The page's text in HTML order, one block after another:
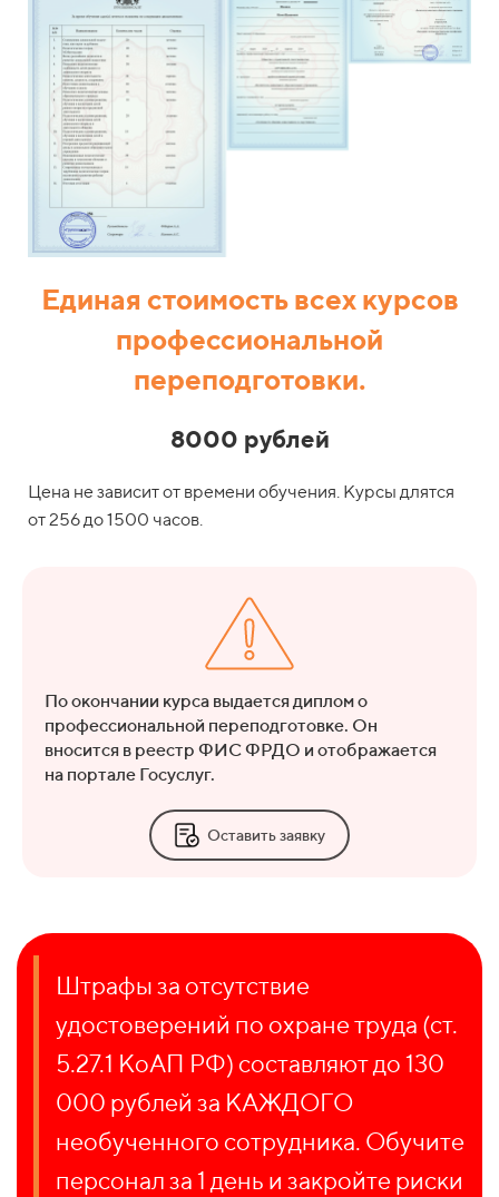
Единая стоимость всех курсов
профессиональной
переподготовки.
8000 рублей
Цена не зависит от времени обучения. Курсы длятся
от 256 до 1500 часов.
По окончании курса выдается диплом о
профессиональной переподготовке. Он
вносится в реестр ФИС ФРДО и отображается
на портале Госуслуг.
Оставить заявку
Штрафы за отсутствие
удостоверений по охране труда (ст.
5.27.1 КоАП РФ) составляют до 130
000 рублей за КАЖДОГО
необученного сотрудника. Обучите
персонал за 1 день и закройте риски